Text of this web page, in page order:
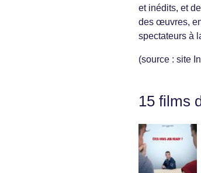
et inédits, et
des œuvres,
spectateurs à
(source : site
15 films